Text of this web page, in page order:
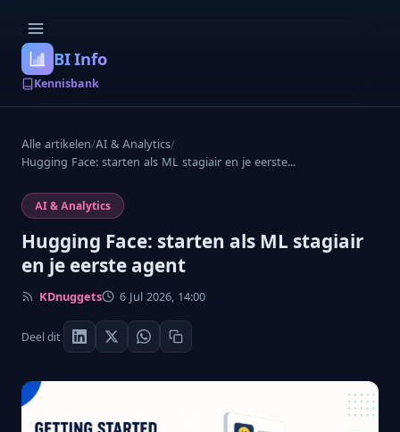
BI Info
Kennisbank
Alle artikelen/AI & Analytics/
Hugging Face: starten als ML stagiair en je eerste...
AI & Analytics
Hugging Face: starten als ML stagiair
en je eerste agent
KDnuggets 6 Jul 2026, 14:00
Deel dit